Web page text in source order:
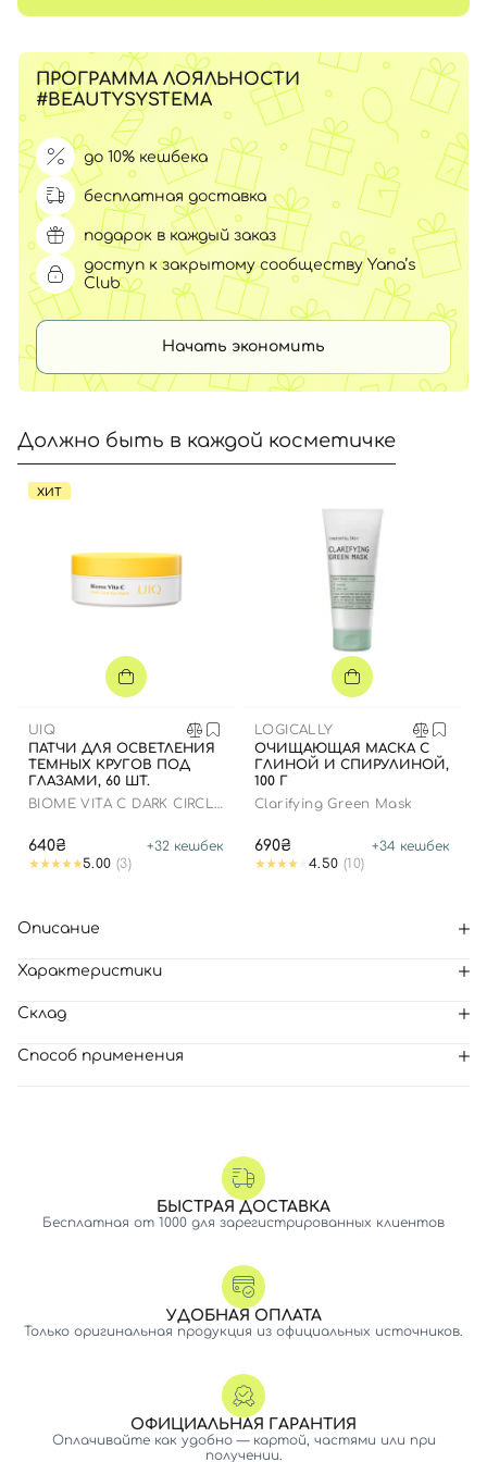
ПРОГРАММА ЛОЯЛЬНОСТИ
#BEAUTYSYSTEMA
до 10% кешбека
бесплатная доставка
подарок в каждый заказ
доступ к закрытому сообществу Yana’s
Club
Начать экономить
Должно быть в каждой косметичке
ХИТ
UIQ
ПАТЧИ ДЛЯ ОСВЕТЛЕНИЯ
ТЕМНЫХ КРУГОВ ПОД
ГЛАЗАМИ, 60 ШТ.
BIOME VITA C DARK CIRCLE
640₴ +32 кешбек
5.00 (3)
LOGICALLY
ОЧИЩАЮЩАЯ МАСКА С
ГЛИНОЙ И СПИРУЛИНОЙ,
100 Г
Clarifying Green Mask
690₴ +34 кешбек
4.50 (10)
Описание
Характеристики
Склад
Способ применения
БЫСТРАЯ ДОСТАВКА
Бесплатная от 1000 для зарегистрированных клиентов
УДОБНАЯ ОПЛАТА
Только оригинальная продукция из официальных источников.
ОФИЦИАЛЬНАЯ ГАРАНТИЯ
Оплачивайте как удобно — картой, частями или при
получении.